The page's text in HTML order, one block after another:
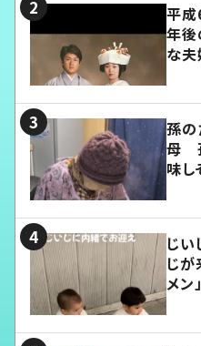
平
年後
な夫
孫の
母
味し
じ
じが
メン